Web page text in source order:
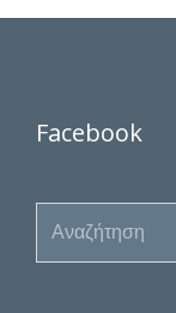
Facebook